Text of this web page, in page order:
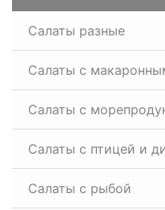
Салаты разные
Салаты с
Салаты с
Салаты с птицей и
Салаты с рыбой